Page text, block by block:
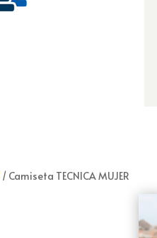
/ Camiseta TECNICA MUJER